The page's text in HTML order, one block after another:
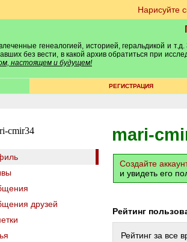
Нарисуйте
генеалогией, историей, геральдикой и
без вести, в какой архив обратиться при
настоящем и будущем!
РЕГИСТРАЦИЯ
друзей
mari-
Создайте
и увидеть его
Рейтинг
Рейтинг за все